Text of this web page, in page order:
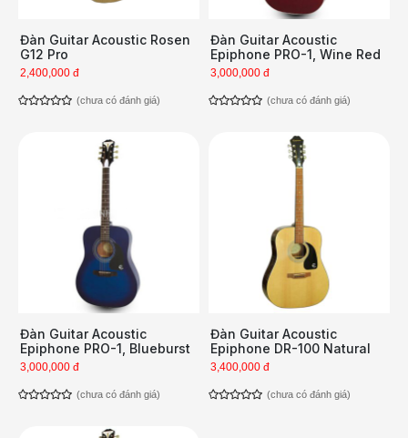
Đàn Guitar Acoustic Rosen
G12 Pro
2,400,000 đ
(chưa có đánh giá)
Đàn Guitar Acoustic
Epiphone PRO-1, Wine Red
3,000,000 đ
(chưa có đánh giá)
Đàn Guitar Acoustic
Epiphone PRO-1, Blueburst
3,000,000 đ
(chưa có đánh giá)
Đàn Guitar Acoustic
Epiphone DR-100 Natural
3,400,000 đ
(chưa có đánh giá)